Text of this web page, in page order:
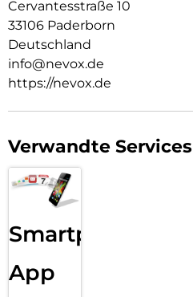
Cervantesstraße 10
33106 Paderborn
Deutschland
info@nevox.de
https://nevox.de
Verwandte Services
Smartphone
App